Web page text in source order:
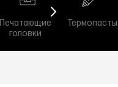
Печатающие
головки
Термопасты